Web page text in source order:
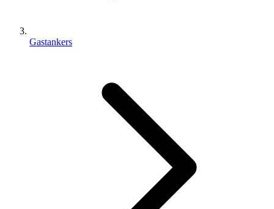
Gastankers